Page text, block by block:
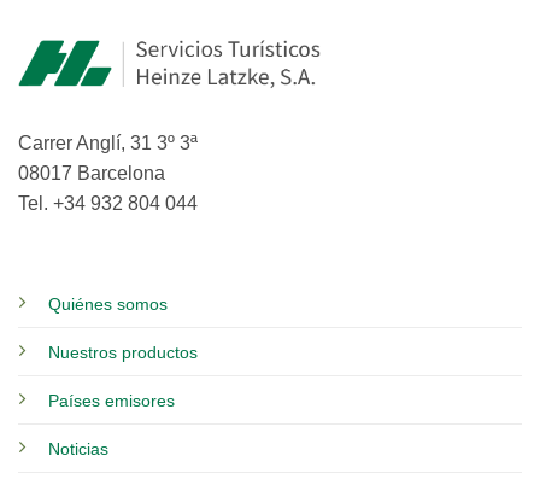
Carrer Anglí, 31 3º 3ª
08017 Barcelona
Tel. +34 932 804 044
Quiénes somos
Nuestros productos
Países emisores
Noticias